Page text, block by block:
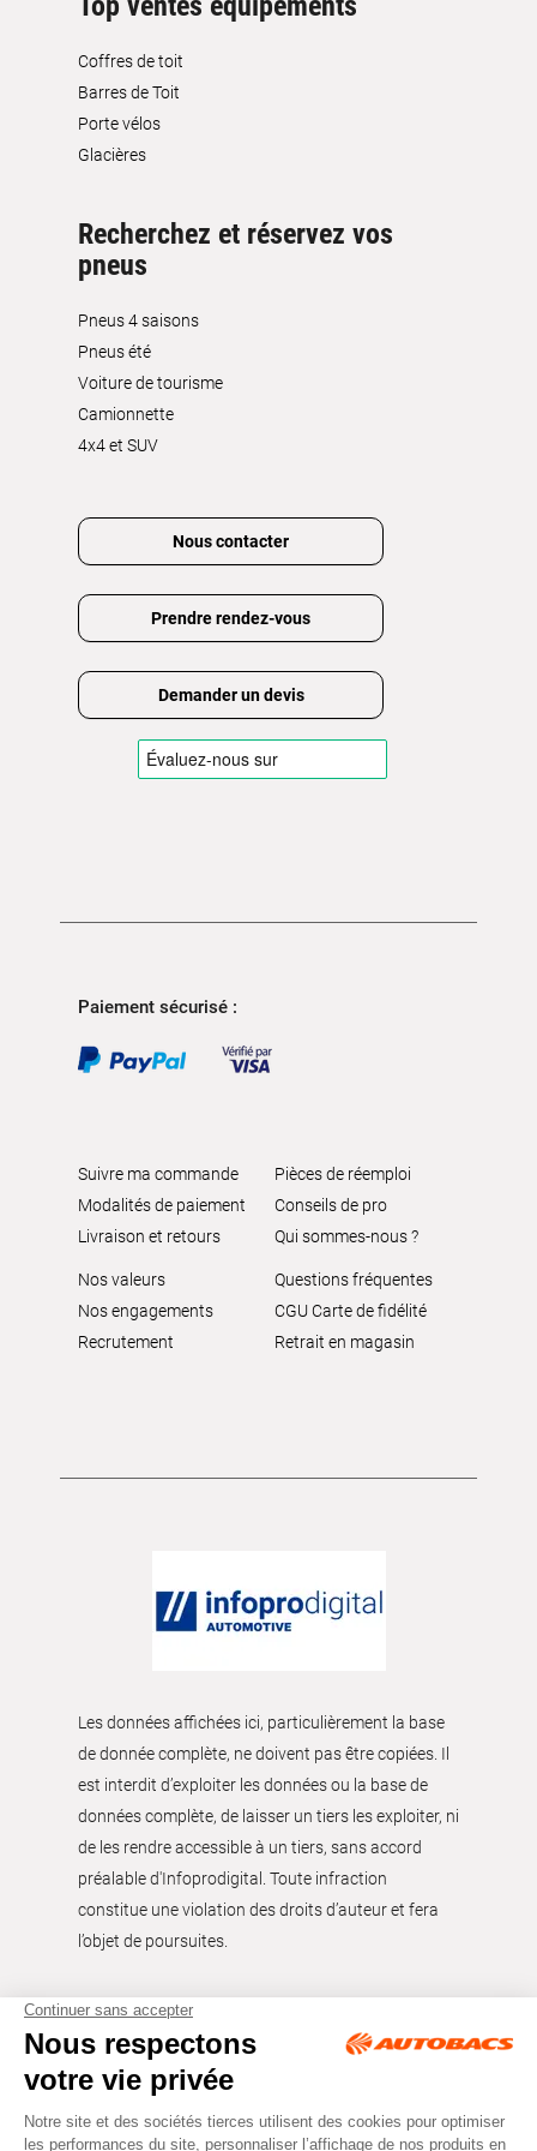
Coffres de toit
Barres de Toit
Porte vélos
Glacières
Recherchez et réservez vos
pneus
Pneus 4 saisons
Pneus été
Voiture de tourisme
Camionnette
4x4 et SUV
Nous contacter
Prendre rendez-vous
Demander un devis
Paiement sécurisé :
Suivre ma commande
Modalités de paiement
Livraison et retours
Pièces de réemploi
Conseils de pro
Qui sommes-nous ?
Nos valeurs
Nos engagements
Recrutement
Questions fréquentes
CGU Carte de fidélité
Retrait en magasin
Les données affichées ici, particulièrement la base
de donnée complète, ne doivent pas être copiées. Il
est interdit d’exploiter les données ou la base de
données complète, de laisser un tiers les exploiter, ni
de les rendre accessible à un tiers, sans accord
préalable d'Infoprodigital. Toute infraction
constitue une violation des droits d’auteur et fera
l’objet de poursuites.